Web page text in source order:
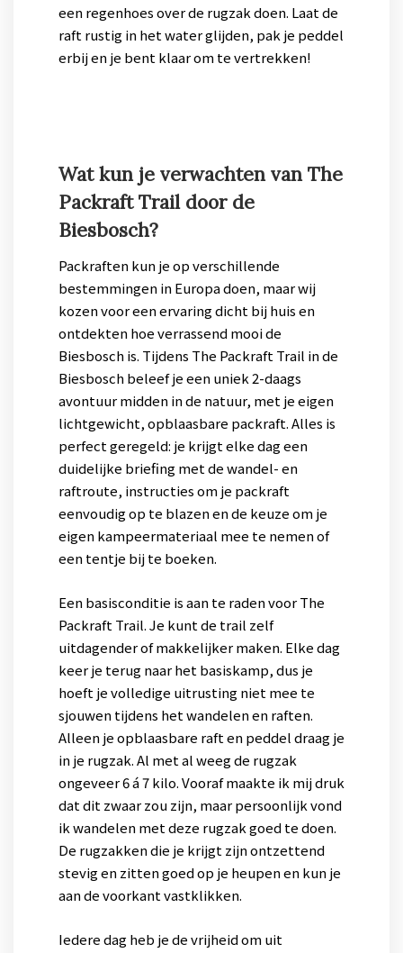
een regenhoes over de rugzak doen. Laat de
raft rustig in het water glijden, pak je peddel
erbij en je bent klaar om te vertrekken!
Wat kun je verwachten van The
Packraft Trail door de
Biesbosch?
Packraften kun je op verschillende
bestemmingen in Europa doen, maar wij
kozen voor een ervaring dicht bij huis en
ontdekten hoe verrassend mooi de
Biesbosch is. Tijdens The Packraft Trail in de
Biesbosch beleef je een uniek 2-daags
avontuur midden in de natuur, met je eigen
lichtgewicht, opblaasbare packraft. Alles is
perfect geregeld: je krijgt elke dag een
duidelijke briefing met de wandel- en
raftroute, instructies om je packraft
eenvoudig op te blazen en de keuze om je
eigen kampeermateriaal mee te nemen of
een tentje bij te boeken.
Een basisconditie is aan te raden voor The
Packraft Trail. Je kunt de trail zelf
uitdagender of makkelijker maken. Elke dag
keer je terug naar het basiskamp, dus je
hoeft je volledige uitrusting niet mee te
sjouwen tijdens het wandelen en raften.
Alleen je opblaasbare raft en peddel draag je
in je rugzak. Al met al weeg de rugzak
ongeveer 6 á 7 kilo. Vooraf maakte ik mij druk
dat dit zwaar zou zijn, maar persoonlijk vond
ik wandelen met deze rugzak goed te doen.
De rugzakken die je krijgt zijn ontzettend
stevig en zitten goed op je heupen en kun je
aan de voorkant vastklikken.
Iedere dag heb je de vrijheid om uit